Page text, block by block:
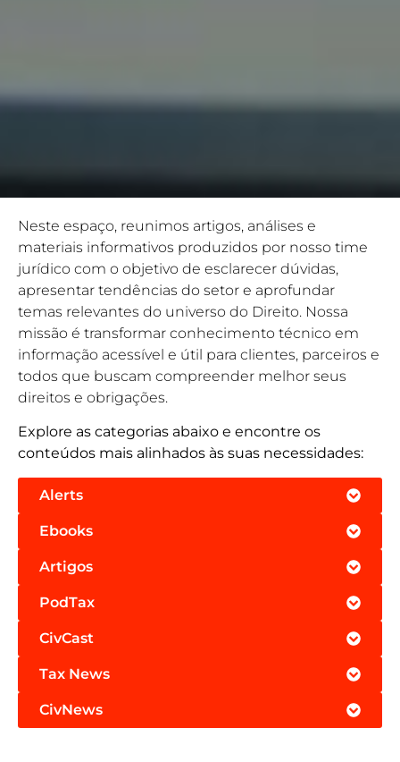
Neste espaço, reunimos artigos, análises e
materiais informativos produzidos por nosso time
jurídico com o objetivo de esclarecer dúvidas,
apresentar tendências do setor e aprofundar
temas relevantes do universo do Direito. Nossa
missão é transformar conhecimento técnico em
informação acessível e útil para clientes, parceiros e
todos que buscam compreender melhor seus
direitos e obrigações.
Explore as categorias abaixo e encontre os
conteúdos mais alinhados às suas necessidades:
Alerts
Ebooks
Artigos
PodTax
CivCast
Tax News
CivNews